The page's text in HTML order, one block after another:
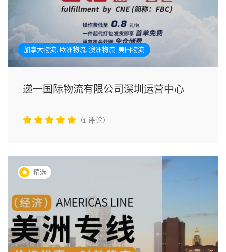
加拿大物流, 欧洲物流, 澳洲物流, 美国物流
递一国际物流有限公司深圳运营中心
(1 评论)
精选